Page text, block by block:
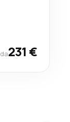
da231 €